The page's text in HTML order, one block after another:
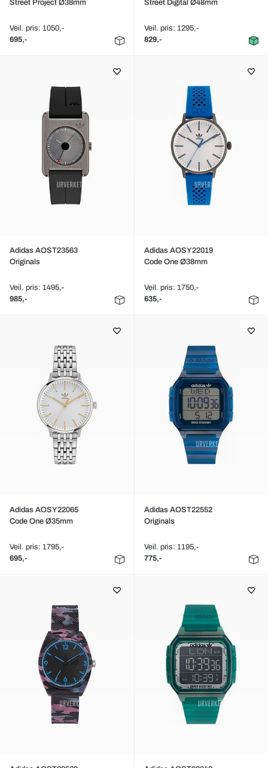
Street Project Ø38mm
Veil. pris: 1050,-
695,-
Street Digital Ø48mm
Veil. pris: 1295,-
829,-
Adidas AOST23563
Originals
Veil. pris: 1495,-
985,-
Adidas AOSY22019
Code One Ø38mm
Veil. pris: 1750,-
635,-
Adidas AOSY22065
Code One Ø35mm
Veil. pris: 1795,-
695,-
Adidas AOST22552
Originals
Veil. pris: 1195,-
775,-